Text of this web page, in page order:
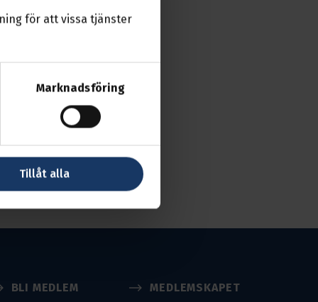
för att vissa tjänster
Marknadsföring
Tillåt alla
mötet. Vi
2 år,
BLI MEDLEM MEDLEMSKAPET